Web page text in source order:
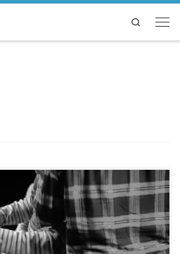
Search
tenu entre le 2 octobre et le 1er décembre
avec l’équipe artistique de la